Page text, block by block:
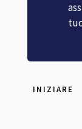
INIZIARE